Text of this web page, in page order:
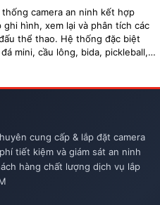
thống camera an ninh kết hợp
hình, xem lại và phân tích các
thể thao. Hệ thống đặc biệt
mini, cầu lông, bida, pickleball,
cung cấp & lắp đặt camera
tiết kiệm và giám sát an ninh
hàng chất lượng dịch vụ lắp